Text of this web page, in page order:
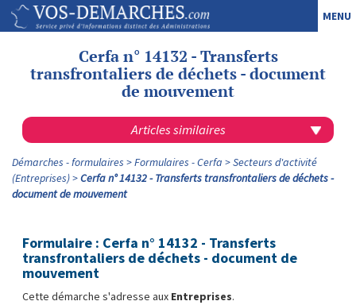
MENU
Cerfa n° 14132 - Transferts
transfrontaliers de déchets - document
de mouvement
Articles similaires
Démarches - formulaires Formulaires - Cerfa
Secteurs d'activité
(Entreprises)
Cerfa n° 14132 - Transferts transfrontaliers de déchets -
document de mouvement
Formulaire : Cerfa n° 14132 - Transferts
transfrontaliers de déchets - document de
mouvement
Cette démarche s'adresse aux Entreprises.